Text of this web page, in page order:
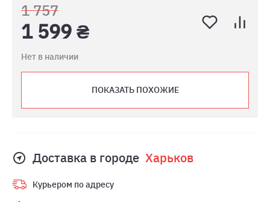
1 757
1 599 ₴
Нет в наличии
ПОКАЗАТЬ ПОХОЖИЕ
Доставка в городе Харьков
Курьером по адресу